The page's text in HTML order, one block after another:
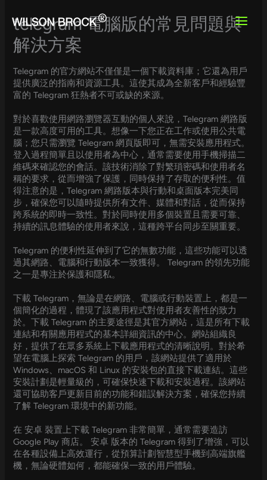
content
telegram 電腦版的常見問題與
解決方案
Telegram 的官方網站不僅僅是一個下載資料庫；它還為用戶
提供廣泛的指南和資源工具。這使其成為全新客戶和經驗豐
富的 Telegram 狂熱者不可或缺的來源。
對於喜歡使用網路瀏覽器互動的個人來說，Telegram 網路版
是一款高度可用的工具。想像一下您正在工作或使用公共電
腦；您只需瀏覽 Telegram 網頁版即可，無需安裝應用程式。
登入過程簡單且以使用者為中心，通常需要使用手機掃描二
維碼來確認您的會話。該技術消除了對繁瑣密碼和使用者名
稱的要求，從而增強了保護，同時保持了存取的便利性。值
得注意的是，Telegram 網路版本與行動和桌面版本完美同
步，確保您可以隨時提供所有文件、媒體和對話，從而保持
跨系統的即時一致性。對於同時使用多個裝置且需要可靠、
持續的訊息體驗的使用者來說，這種跨平台同步至關重要。
Telegram 的便利性延伸到了它的無數功能，這些功能可以透
過其網路、電腦和行動版本一致獲得。 Telegram 的領先功能
之一是專注於保護和隱私。
下載 Telegram，無論是在網路、電腦或行動裝置上，都是一
個簡化的過程，體現了該應用程式對使用者友善性的致力
於。下載 Telegram 的主要途徑是其官方網站，這是所有下載
連結和有關應用程式的基本詳細資訊的中心。網站組織良
好，提供了在眾多系統上下載應用程式的清晰說明。對於希
望在電腦上探索 Telegram 的用戶，該網站提供了適用於
Windows、macOS 和 Linux 的安裝包的直接下載連結。這些
安裝計劃是輕量級的，可確保快速下載和安裝過程。該網站
還可協助客戶更新目前的功能和錯誤解決方案，確保您持續
了解 Telegram 環境中的新功能。
在 安卓 裝置上下載 Telegram 非常簡單，通常需要造訪
Google Play 商店。 安卓 版本的 Telegram 得到了增強，可以
在各種設備上高效運行，從預算計劃智慧型手機到高端旗艦
機，無論硬體如何，都能確保一致的用戶體驗。